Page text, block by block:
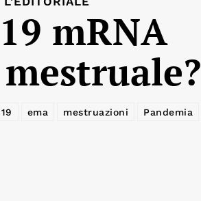
mRNA
ema mestruazioni Pandemia